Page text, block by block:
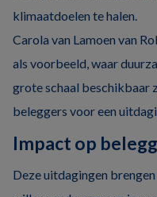
klimaatdoelen te halen.
Carola van Lamoen van
als voorbeeld, waar
grote schaal beschikbaar
beleggers voor een
Impact op
Deze uitdagingen